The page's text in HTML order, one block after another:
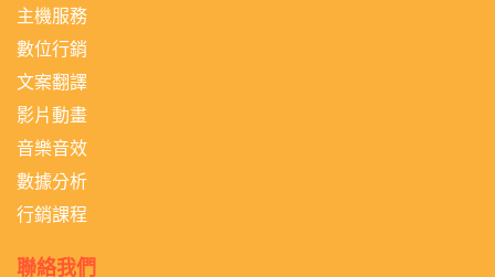
主機服務
數位行銷
文案翻譯
影片動畫
音樂音效
數據分析
行銷課程
聯絡我們